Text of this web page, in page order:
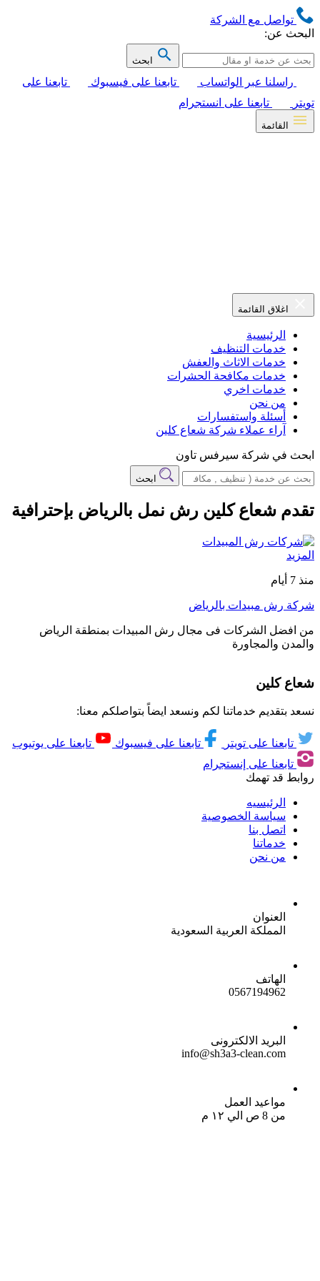
تواصل مع الشركة
البحث عن:
ابحث
راسلنا عبر الواتساب تابعنا على فيسبوك
تابعنا على
تويتر
تابعنا على انستجرام
القائمة
اغلاق القائمة
الرئيسية
خدمات التنظيف
خدمات الاثاث والعفش
خدمات مكافحة الحشرات
خدمات اخري
من نحن
أسئلة واستفسارات
آراء عملاء شركة شعاع كلين
ابحث في شركة سيرفس تاون
ابحث
تقدم شعاع كلين رش نمل بالرياض بإحترافية
المزيد
منذ 7 أيام
شركة رش مبيدات بالرياض
من افضل الشركات فى مجال رش المبيدات بمنطقة الرياض
والمدن والمجاورة
شعاع كلين
نسعد بتقديم خدماتنا لكم ونسعد ايضاً بتواصلكم معنا:
تابعنا على تويتر تابعنا على فيسبوك
تابعنا على يوتيوب
تابعنا على إنستجرام
روابط قد تهمك
الرئيسيه
سياسة الخصوصية
اتصل بنا
خدماتنا
من نحن
العنوان
المملكة العربية السعودية
الهاتف
0567194962
البريد الالكترونى
info@sh3a3-clean.com
مواعيد العمل
من 8 ص الي ١٢ م